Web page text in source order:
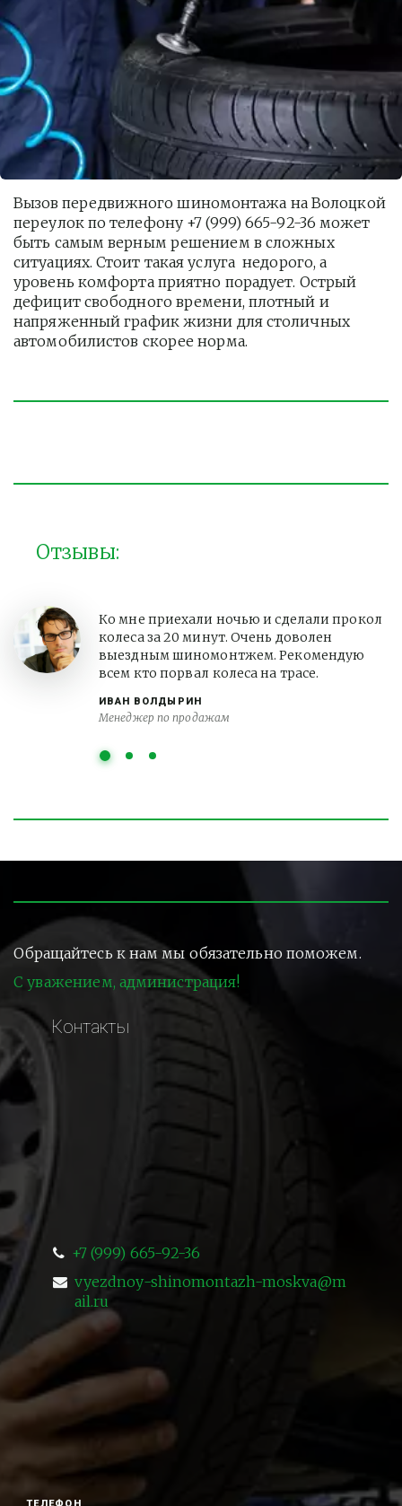
Вызов передвижного шиномонтажа на Волоцкой
переулок по телефону +7 (999) 665-92-36 может
быть самым верным решением в сложных
ситуациях. Стоит такая услуга  недорого, а
уровень комфорта приятно порадует. Острый
дефицит свободного времени, плотный и
напряженный график жизни для столичных
автомобилистов скорее норма.
Отзывы:
ИВАН ВОЛДЫРИН
Менеджер по продажам
Ко мне приехали ночью и сделали прокол
колеса за 20 минут. Очень доволен
выездным шиномонтжем. Рекомендую
всем кто порвал колеса на трасе.
Обращайтесь к нам мы обязательно поможем.
С уважением, администрация!
Контакты
+7 (999) 665-92-36
vyezdnoy-shinomontazh-moskva@m
ail.ru